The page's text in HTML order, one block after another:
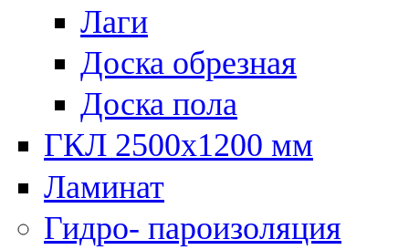
Лаги
Доска обрезная
Доска пола
ГКЛ 2500х1200 мм
Ламинат
Гидро- пароизоляция